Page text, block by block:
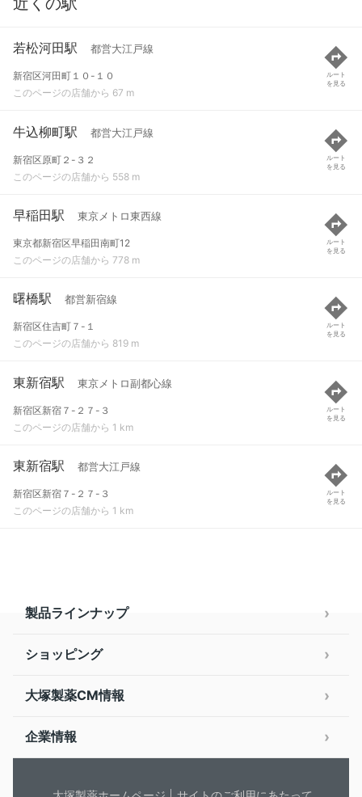
若松河田駅 都営大江戸線
新宿区河田町１０-１０
このページの店舗から 67 m
ルート
を見る
牛込柳町駅 都営大江戸線
新宿区原町２-３２
このページの店舗から 558 m
ルート
を見る
早稲田駅 東京メトロ東西線
東京都新宿区早稲田南町12
このページの店舗から 778 m
ルート
を見る
曙橋駅 都営新宿線
新宿区住吉町７-１
このページの店舗から 819 m
ルート
を見る
東新宿駅 東京メトロ副都心線
新宿区新宿７-２７-３
このページの店舗から 1 km
ルート
を見る
東新宿駅 都営大江戸線
新宿区新宿７-２７-３
このページの店舗から 1 km
ルート
を見る
製品ラインナップ
ショッピング
大塚製薬CM情報
企業情報